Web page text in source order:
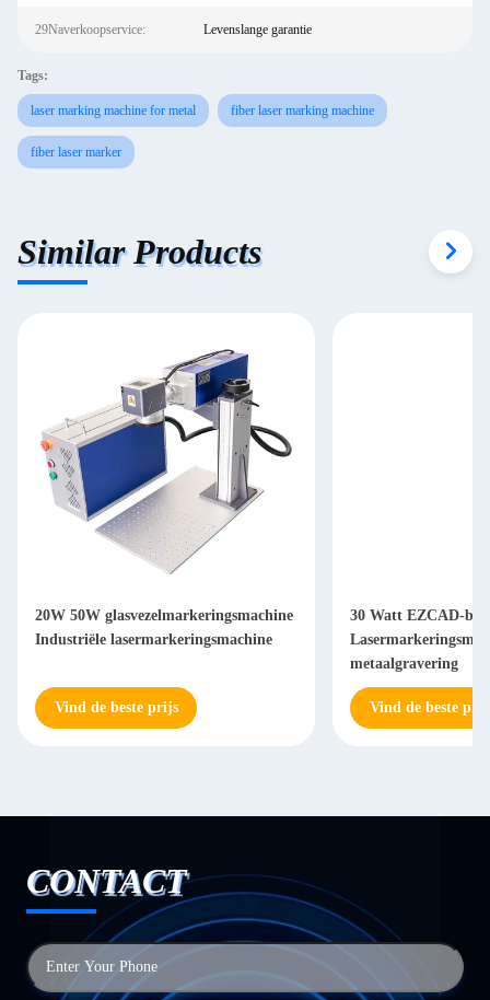
29Naverkoopservice: Levenslange garantie
Tags:
laser marking machine for metal fiber laser marking machine
fiber laser marker
Similar Products
20W 50W glasvezelmarkeringsmachine
Industriële lasermarkeringsmachine
Vind de beste prijs
30 Watt EZCAD-
metaalgravering
Vind de beste
CONTACT